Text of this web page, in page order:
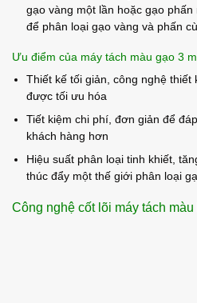
gạo vàng một lần hoặc gạo
để phân loại gạo vàng và phấn
Ưu điểm của máy tách màu gạo 3
Thiết kế tối giản, công nghệ thiết
được tối ưu hóa
Tiết kiệm chi phí, đơn giản để
khách hàng hơn
Hiệu suất phân loại tinh khiết,
thúc đẩy một thế giới phân loại
Công nghệ cốt lõi máy tách màu